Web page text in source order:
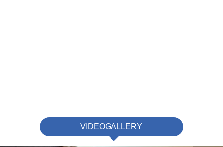
VIDEOGALLERY